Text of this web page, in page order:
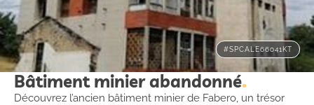
#SPCALE66041KT
Bâtiment minier abandonné
Découvrez l’ancien bâtiment minier de Fabero, un trésor